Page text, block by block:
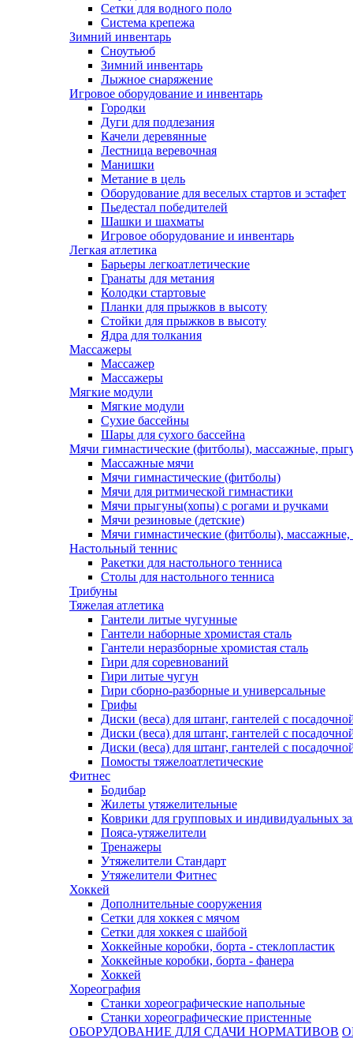
Сетки для водного поло
Система крепежа
Зимний инвентарь
Сноутьюб
Зимний инвентарь
Лыжное снаряжение
Игровое оборудование и инвентарь
Городки
Дуги для подлезания
Качели деревянные
Лестница веревочная
Манишки
Метание в цель
Оборудование для веселых стартов и эстафет
Пьедестал победителей
Шашки и шахматы
Игровое оборудование и инвентарь
Легкая атлетика
Барьеры легкоатлетические
Гранаты для метания
Колодки стартовые
Планки для прыжков в высоту
Стойки для прыжков в высоту
Ядра для толкания
Массажеры
Массажер
Массажеры
Мягкие модули
Мягкие модули
Сухие бассейны
Шары для сухого бассейна
Мячи гимнастические (фитболы), массажные,
Массажные мячи
Мячи гимнастические (фитболы)
Мячи для ритмической гимнастики
Мячи прыгуны(хопы) с рогами и ручками
Мячи резиновые (детские)
Мячи гимнастические (фитболы),
Настольный теннис
Ракетки для настольного тенниса
Столы для настольного тенниса
Трибуны
Тяжелая атлетика
Гантели литые чугунные
Гантели наборные хромистая сталь
Гантели неразборные хромистая сталь
Гири для соревнований
Гири литые чугун
Гири сборно-разборные и универсальные
Грифы
Диски (веса) для штанг, гантелей с
Диски (веса) для штанг, гантелей с
Диски (веса) для штанг, гантелей с
Помосты тяжелоатлетические
Фитнес
Бодибар
Жилеты утяжелительные
Коврики для групповых и индивидуальных
Пояса-утяжелители
Тренажеры
Утяжелители Стандарт
Утяжелители Фитнес
Хоккей
Дополнительные сооружения
Сетки для хоккея с мячом
Сетки для хоккея с шайбой
Хоккейные коробки, борта - стеклопластик
Хоккейные коробки, борта - фанера
Хоккей
Хореография
Станки хореографические напольные
Станки хореографические пристенные
ОБОРУДОВАНИЕ ДЛЯ СДАЧИ НОРМАТИВОВ